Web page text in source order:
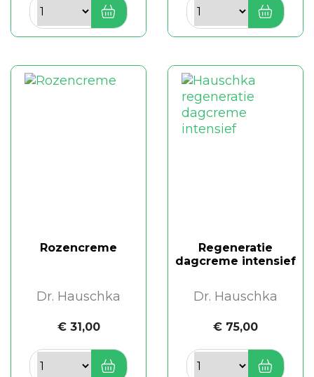
Rozencreme
Dr. Hauschka
€ 31,00
Regeneratie
dagcreme intensief
Dr. Hauschka
€ 75,00